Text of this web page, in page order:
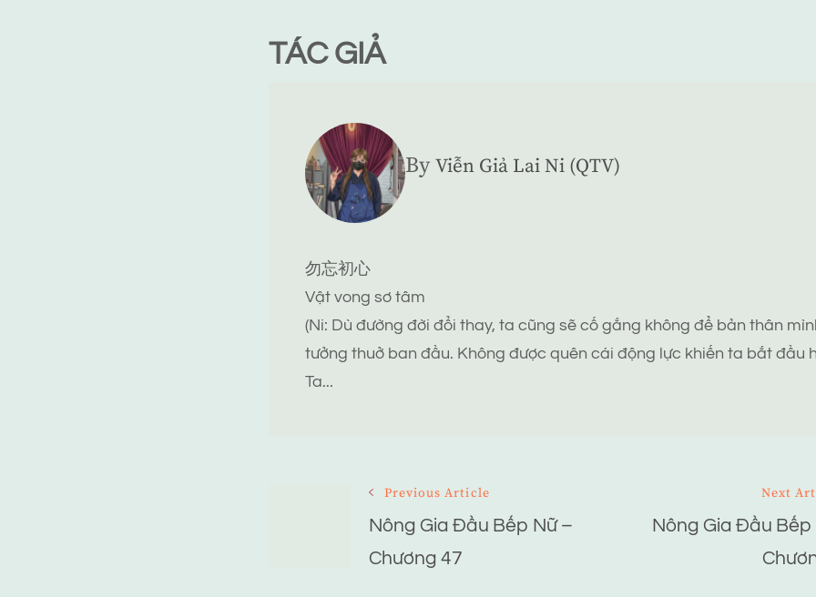
TÁC GIẢ
By Viễn Giả Lai Ni (QTV)
勿忘初心
Vật vong sơ tâm
(Ni: Dù đường đời đổi thay, ta cũng sẽ cố gắng không để bản thân
tưởng thuở ban đầu. Không được quên cái động lực khiến ta bắt đầu
Ta...
Navigation
Previous Article
Nông Gia Đầu Bếp Nữ –
Chương 47
Next
Nông Gia Đầu Bếp